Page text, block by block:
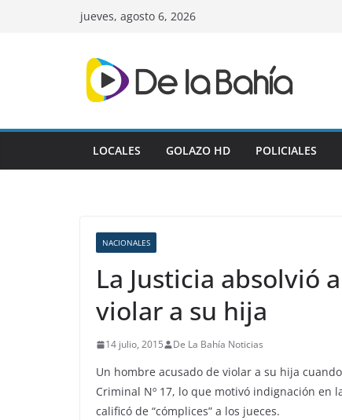
jueves, agosto 6, 2026
LOCALES GOLAZO HD POLICIALES
NACIONALES
La Justicia absolvió
violar a su hija
14 julio, 2015 De La Bahía Noticias
Un hombre acusado de violar a su hija
Criminal Nº 17, lo que motivó indignación en
calificó de “cómplices” a los jueces.